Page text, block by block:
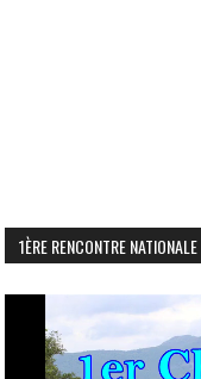
1ÈRE RENCONTRE
vidéo